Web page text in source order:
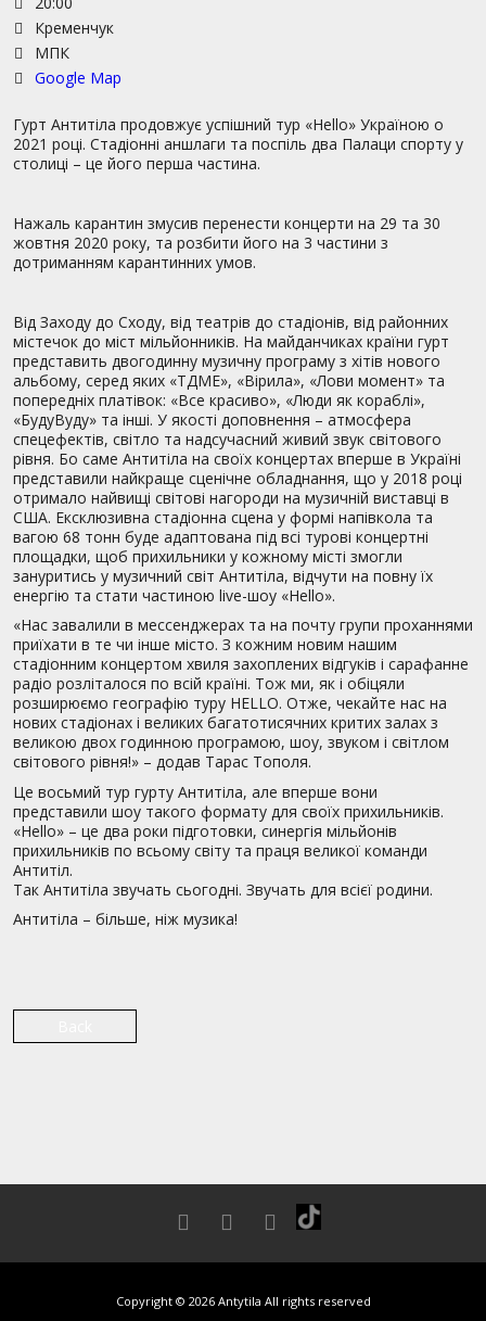
Кременчук
МПК
Google Map
Гурт Антитіла продовжує успішний тур «Hello» Україною о
2021 році. Стадіонні аншлаги та поспіль два Палаци спорту у
столиці – це його перша частина.
Нажаль карантин змусив перенести концерти на 29 та 30
жовтня 2020 року, та розбити його на 3 частини з
дотриманням карантинних умов.
Від Заходу до Сходу, від театрів до стадіонів, від районних
містечок до міст мільйонників. На майданчиках країни гурт
представить двогодинну музичну програму з хітів нового
альбому, серед яких «ТДМЕ», «Вірила», «Лови момент» та
попередніх платівок: «Все красиво», «Люди як кораблі»,
«БудуВуду» та інші. У якості доповнення – атмосфера
спецефектів, світло та надсучасний живий звук світового
рівня. Бо саме Антитіла на своїх концертах вперше в Україні
представили найкраще сценічне обладнання, що у 2018 році
отримало найвищі світові нагороди на музичній виставці в
США. Ексклюзивна стадіонна сцена у формі напівкола та
вагою 68 тонн буде адаптована під всі турові концертні
площадки, щоб прихильники у кожному місті змогли
зануритись у музичний світ Антитіла, відчути на повну їх
енергію та стати частиною live-шоу «Hello».
«Нас завалили в мессенджерах та на почту групи проханнями
приїхати в те чи інше місто. З кожним новим нашим
стадіонним концертом хвиля захоплених відгуків і сарафанне
радіо розліталося по всій країні. Тож ми, як і обіцяли
розширюємо географію туру HELLO. Отже, чекайте нас на
нових стадіонах і великих багатотисячних критих залах з
великою двох годинною програмою, шоу, звуком і світлом
світового рівня!» – додав Тарас Тополя.
Це восьмий тур гурту Антитіла, але вперше вони
представили шоу такого формату для своїх прихильників.
«Hello» – це два роки підготовки, синергія мільйонів
прихильників по всьому світу та праця великої команди
Антитіл.
Так Антитіла звучать сьогодні. Звучать для всієї родини.
Антитіла – більше, ніж музика!
Copyright © 2026 Antytila All rights reserved